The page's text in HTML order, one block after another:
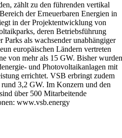
zählt zu den führenden vertikal
der Erneuerbaren Energien in
in der Projektentwicklung von
deren Betriebsführung
Parks als wachsender unabhängiger
europäischen Ländern vertreten
von mehr als 15 GW. Bisher wurden
und Photovoltaikanlagen mit
errichtet. VSB erbringt zudem
3,2 GW. Im Konzern und den
über 500 Mitarbeitende
www.vsb.energy